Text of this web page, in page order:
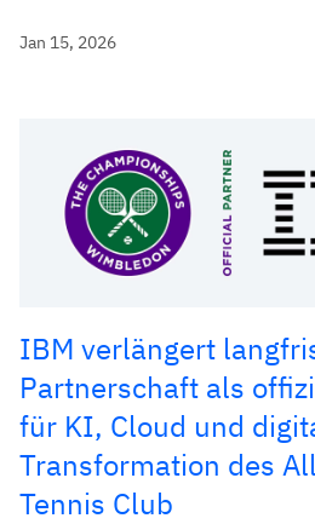
Jan 15, 2026
IBM verlängert
Partnerschaft als
für KI, Cloud und
Transformation des
Tennis Club